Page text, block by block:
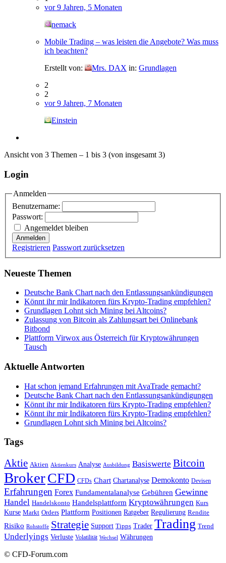
vor 9 Jahren, 5 Monaten
nemack
Mobile Trading – was leisten die Angebote? Was muss
ich beachten?
Erstellt von:
Mrs. DAX in: Grundlagen
2
2
vor 9 Jahren, 7 Monaten
Einstein
Ansicht von 3 Themen – 1 bis 3 (von insgesamt 3)
Login
Anmelden
Benutzername:
Passwort:
Angemeldet bleiben
Anmelden
Registrieren Passwort zurücksetzen
Neueste Themen
Deutsche Bank Chart nach den Entlassungsankündigungen
Könnt ihr mir Indikatoren fürs Krypto-Trading empfehlen?
Grundlagen Lohnt sich Mining bei Altcoins?
Zulassung von Bitcoin als Zahlungsart bei Onlinebank
Bitbond
Plattform Virwox aus Österreich für Kryptowährungen
Tausch
Aktuelle Antworten
Hat schon jemand Erfahrungen mit AvaTrade gemacht?
Deutsche Bank Chart nach den Entlassungsankündigungen
Könnt ihr mir Indikatoren fürs Krypto-Trading empfehlen?
Könnt ihr mir Indikatoren fürs Krypto-Trading empfehlen?
Grundlagen Lohnt sich Mining bei Altcoins?
Tags
Aktie Aktien Aktienkurs Analyse Ausbildung Basiswerte Bitcoin
BrokerCFD CFDs Chart Chartanalyse Demokonto Devisen
Erfahrungen Forex Fundamentalanalyse Gebühren Gewinne
Handel Handelskonto Handelsplattform Kryptowährungen Kurs
Kurse Markt Orders Plattform Positionen Ratgeber Regulierung Rendite
Risiko Rohstoffe Strategie Support Tipps Trader Trading Trend
Underlyings Verluste Volatilität Wechsel Währungen
© CFD-Forum.com